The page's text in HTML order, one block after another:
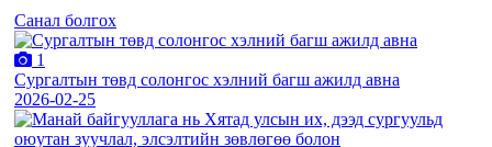
Санал болгох
1
Сургалтын төвд солонгос хэлний багш ажилд авна
2026-02-25